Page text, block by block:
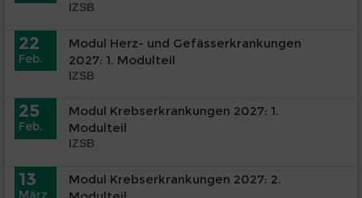
IZSB
22
Feb.
Modul Herz- und Gefässerkrankungen
2027: 1. Modulteil
IZSB
25
Feb.
Modul Krebserkrankungen 2027: 1.
Modulteil
IZSB
13
März
Modul Krebserkrankungen 2027: 2.